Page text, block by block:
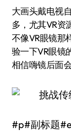
大画头戴电视
多，尤其VR资
不像VR眼镜那
验一下VR眼镜
相信嗨镜后面
#p#副标题